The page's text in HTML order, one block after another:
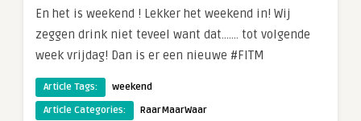
En het is weekend ! Lekker het weekend in! Wij
zeggen drink niet teveel want dat……. tot volgende
week vrijdag! Dan is er een nieuwe #FITM
Article Tags:
weekend
Article Categories:
RaarMaarWaar